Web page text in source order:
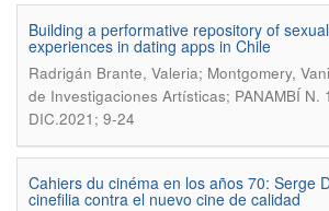
Building a performative repository of
experiences in dating apps in Chile
Radrigán Brante, Valeria; Montgomery,
de Investigaciones Artísticas; PANAMBÍ N.
DIC.2021; 9-24
Cahiers du cinéma en los años 70: Serge
cinefilia contra el nuevo cine de calidad